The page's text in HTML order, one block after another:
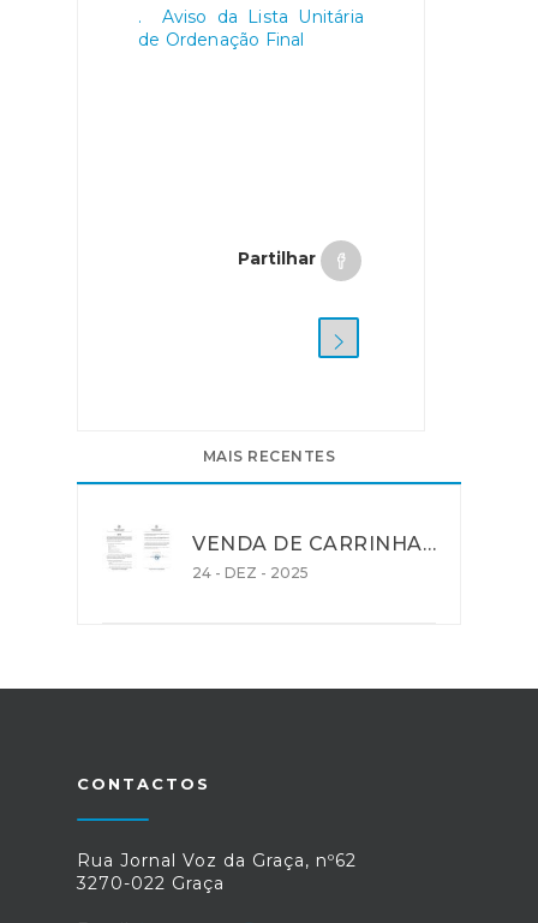
. Aviso da Lista Unitária
de Ordenação Final
Partilhar
MAIS RECENTES
VENDA DE CARRINHA - Matrícula 77-FA-68
24 - DEZ - 2025
CONTACTOS
Rua Jornal Voz da Graça, nº62
3270-022 Graça